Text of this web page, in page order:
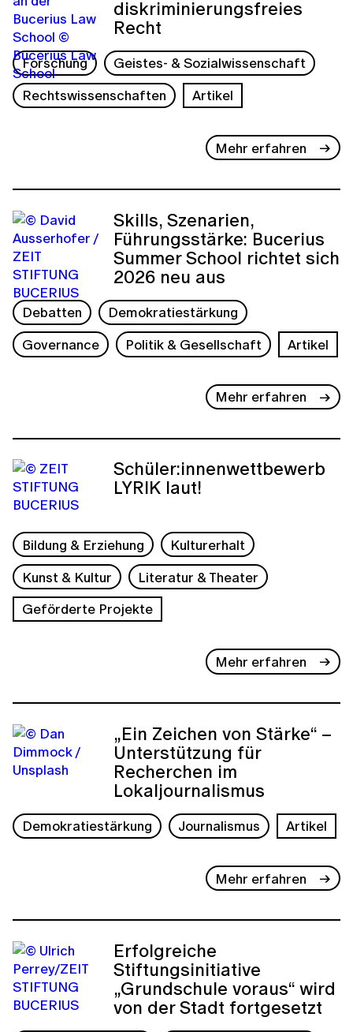
diskriminierungsfreies
Recht
Forschung
Geistes- & Sozialwissenschaft
Rechtswissenschaften
Artikel
Mehr erfahren
Skills, Szenarien,
Führungsstärke: Bucerius
Summer School richtet sich
2026 neu aus
Debatten
Demokratiestärkung
Governance
Politik & Gesellschaft Artikel
Mehr erfahren
Schüler:innenwettbewerb
LYRIK laut!
Bildung & Erziehung
Kulturerhalt
Kunst & Kultur
Literatur & Theater
Geförderte Projekte
Mehr erfahren
„Ein Zeichen von Stärke“ –
Unterstützung für
Recherchen im
Lokaljournalismus
Demokratiestärkung Journalismus Artikel
Mehr erfahren
Erfolgreiche
Stiftungsinitiative
„Grundschule voraus“ wird
von der Stadt fortgesetzt